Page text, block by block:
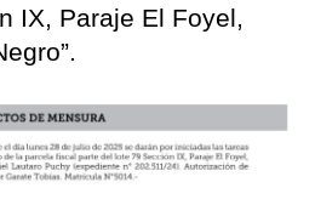
IX, Paraje El Foyel,